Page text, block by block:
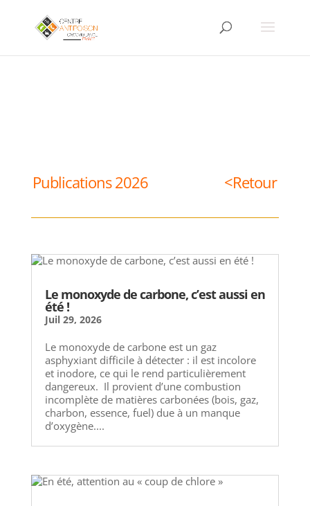
Publications 2026 <Retour
Le monoxyde de carbone, c’est aussi en
été !
Juil 29, 2026
Le monoxyde de carbone est un gaz
asphyxiant difficile à détecter : il est incolore
et inodore, ce qui le rend particulièrement
dangereux. Il provient d’une combustion
incomplète de matières carbonées (bois, gaz,
charbon, essence, fuel) due à un manque
d’oxygène....